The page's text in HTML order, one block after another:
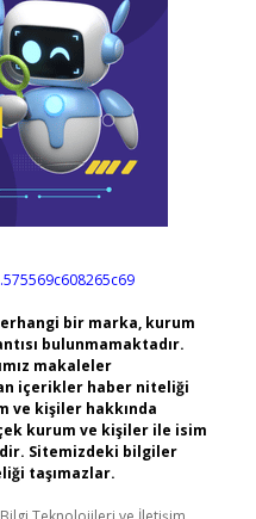
bir marka, kurum
bulunmamaktadır.
makaleler
içerikler haber niteliği
ve kişiler hakkında
kurum ve kişiler ile isim
Sitemizdeki bilgiler
taşımazlar.